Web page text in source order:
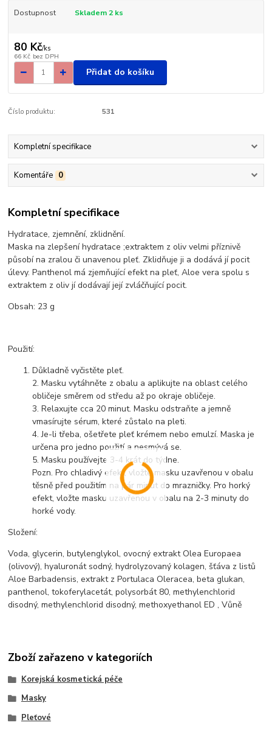
Dostupnost Skladem 2 ks
80 Kč/ks
66 Kč bez DPH
Přidat do košíku
Číslo produktu: 531
Kompletní specifikace
Komentáře 0
Kompletní specifikace
Hydratace, zjemnění, zklidnění.
Maska na zlepšení hydratace ;extraktem z oliv velmi příznivě
působí na zralou či unavenou pleť. Zklidňuje ji a dodává jí pocit
úlevy. Panthenol má zjemňující efekt na pleť, Aloe vera spolu s
extraktem z oliv jí dodávají její zvláčňující pocit.
Obsah: 23 g
Použití:
Důkladně vyčistěte pleť.
2. Masku vytáhněte z obalu a aplikujte na oblast celého
obličeje směrem od středu až po okraje obličeje.
3. Relaxujte cca 20 minut. Masku odstraňte a jemně
vmasírujte sérum, které zůstalo na pleti.
4. Je-li třeba, ošetřete pleť krémem nebo emulzí. Maska je
určena pro jedno použití a nesmývá se.
5. Masku používejte 3-4 krát do týdne.
Pozn. Pro chladivý efekt, vložte masku uzavřenou v obalu
těsně před použitím na pár minut do mrazničky. Pro horký
efekt, vložte masku uzavřenou v obalu na 2-3 minuty do
horké vody.
Složení:
Voda, glycerin, butylenglykol, ovocný extrakt Olea Europaea
(olivový), hyaluronát sodný, hydrolyzovaný kolagen, šťáva z listů
Aloe Barbadensis, extrakt z Portulaca Oleracea, beta glukan,
panthenol, tokoferylacetát, polysorbát 80, methylenchlorid
disodný, methylenchlorid disodný, methoxyethanol ED , Vůně
Zboží zařazeno v kategoriích
Korejská kosmetická péče
Masky
Pleťové